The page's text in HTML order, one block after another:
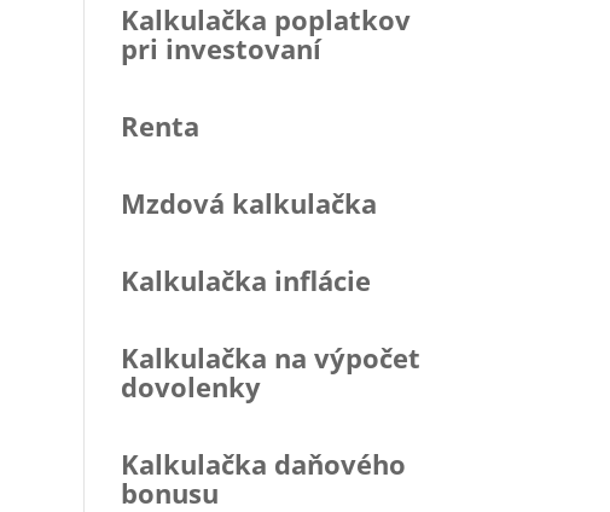
Kalkulačka poplatkov
pri investovaní
Renta
Mzdová kalkulačka
Kalkulačka inflácie
Kalkulačka na výpočet
dovolenky
Kalkulačka daňového
bonusu